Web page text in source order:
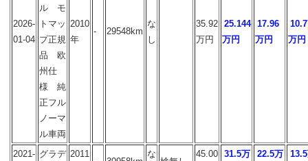
2026-
01-04
ル モ
トマッ
プ正規
品 欧
州仕
様 純
正フル
ノーマ
ル車両
2010
年
- 29548km
な
し
35.92
万円
25.144
万円
17.96
万円
万円
2021- グラデ 2011
な
45.00 31.5万
22.5万